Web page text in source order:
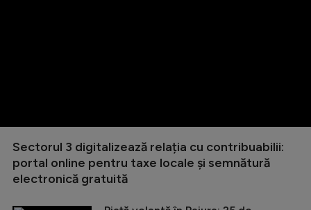
Sectorul 3 digitalizează relația cu contribuabilii:
portal online pentru taxe locale și semnătură
electronică gratuită